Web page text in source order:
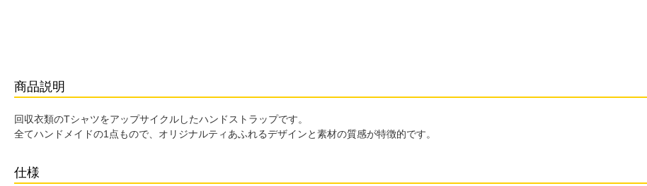
商品説明
回収衣類のTシャツをアップサイクルしたハンドストラップです。
全てハンドメイドの1点もので、オリジナルティあふれるデザインと素材の質感が特徴的です。
仕様